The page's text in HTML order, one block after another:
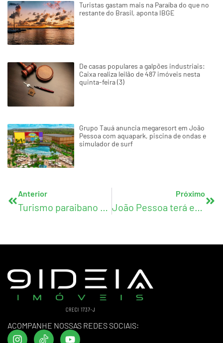
Turistas gastam mais na Paraíba do que no
restante do Brasil, aponta IBGE
De casas populares a galpões industriais:
Caixa realiza leilão de 487 imóveis nesta
quinta-feira (3)
Grupo Tauá anuncia megaresort em João
Pessoa com aquapark, piscina de ondas e
simulador de surf
Anterior
Turismo paraibano será ampliado com campanhas e viagens de familiarização
Próximo
João Pessoa terá evento cultural que transforma patrimônio histórico em palco de arte
ACOMPANHE NOSSAS REDES SOCIAIS: